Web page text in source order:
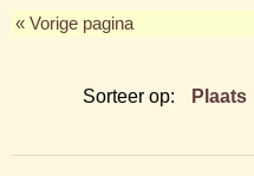
« Vorige pagina
Sorteer op: Plaats